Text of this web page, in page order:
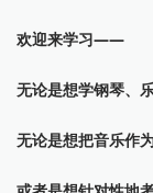
欢迎来学习——
无论是想学钢琴、
无论是想把音乐作